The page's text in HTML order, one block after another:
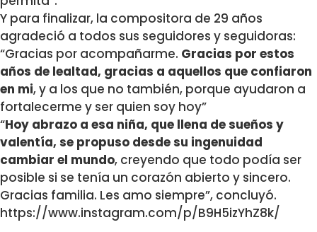
Y para finalizar, la compositora de 29 años
agradeció a todos sus seguidores y seguidoras:
“Gracias por acompañarme. Gracias por estos
años de lealtad, gracias a aquellos que confiaron
en mi, y a los que no también, porque ayudaron a
fortalecerme y ser quien soy hoy”
“Hoy abrazo a esa niña, que llena de sueños y
valentía, se propuso desde su ingenuidad
cambiar el mundo, creyendo que todo podía ser
posible si se tenía un corazón abierto y sincero.
Gracias familia. Les amo siempre”, concluyó.
https://www.instagram.com/p/B9H5izYhZ8k/